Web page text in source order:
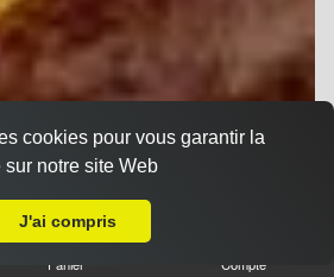
Panier Compte
cookies pour vous garantir la
notre site Web
J'ai compris